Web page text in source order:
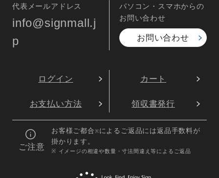
代表メールアドレス
info@signmall.j
p
パソコン・スマホからの
お問い合わせ
お問い合わせ
ログイン カート
お支払い方法 領収書発行
ご注意
お客様ご都合※によるご返品には返品手数料が
掛かります。
※ イメージの相違や数量・寸法間違え等によるご返品